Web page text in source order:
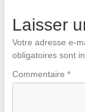
Laisser
Votre adresse e-
obligatoires sont
Commentaire *